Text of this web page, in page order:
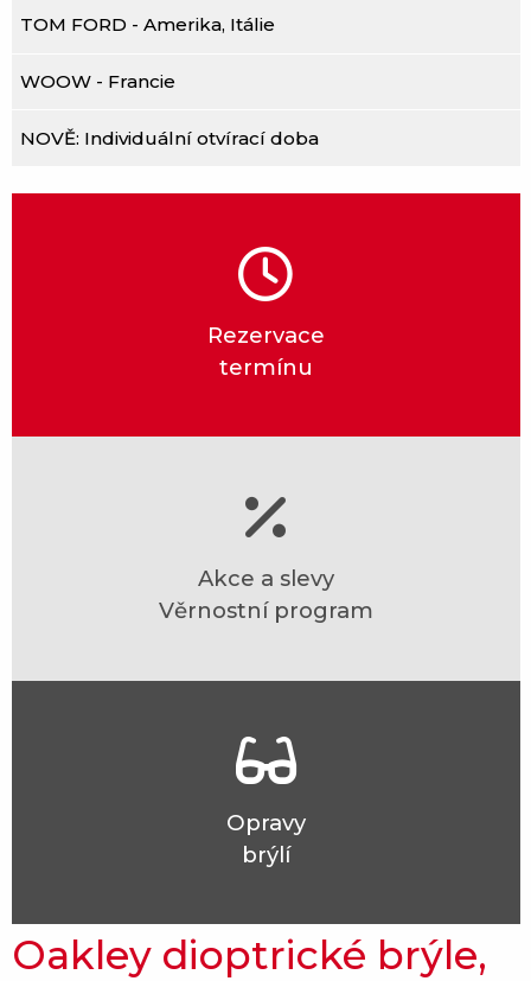
TOM FORD - Amerika, Itálie
WOOW - Francie
NOVĚ: Individuální otvírací doba
Rezervace
termínu
Akce a slevy
Věrnostní program
Opravy
brýlí
Oakley dioptrické brýle,